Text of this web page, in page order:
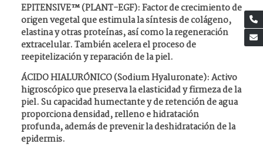
EPITENSIVE™ (PLANT-EGF): Factor de crecimiento de
origen vegetal que estimula la síntesis de colágeno,
elastina y otras proteínas, así como la regeneración
extracelular. También acelera el proceso de
reepitelización y reparación de la piel.
ÁCIDO HIALURÓNICO (Sodium Hyaluronate): Activo
higroscópico que preserva la elasticidad y firmeza de la
piel. Su capacidad humectante y de retención de agua
proporciona densidad, relleno e hidratación
profunda, además de prevenir la deshidratación de la
epidermis.